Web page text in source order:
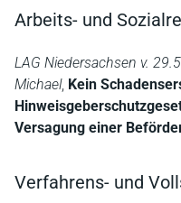
Arbeits- und
LAG Niedersachsen v.
Michael, Kein
Versagung einer
Verfahrens- und